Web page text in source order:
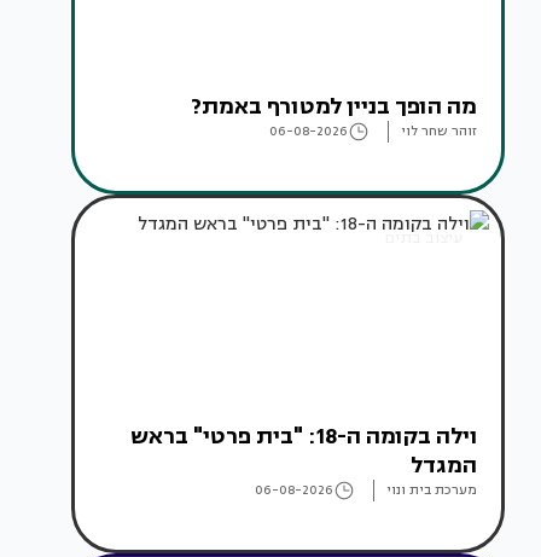
מה הופך בניין למטורף באמת?
זוהר שחר לוי 06-08-2026
עיצוב בתים
וילה בקומה ה-18: "בית פרטי" בראש
המגדל
מערכת בית ונוי 06-08-2026